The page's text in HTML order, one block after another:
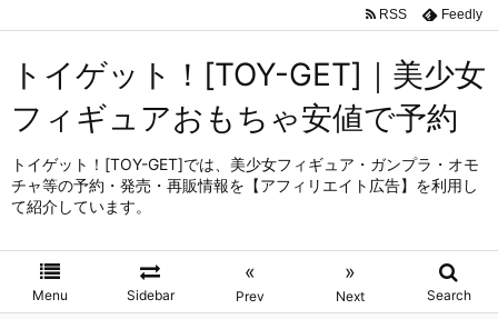
トイゲット！[TOY-GET]｜美少女
フィギュアおもちゃ安値で予約
トイゲット！[TOY-GET]では、美少女フィギュア・ガンプラ・オモ
チャ等の予約・発売・再販情報を【アフィリエイト広告】を利用し
て紹介しています。
Menu Sidebar
«
Prev
»
Next Search
RSS Feedly